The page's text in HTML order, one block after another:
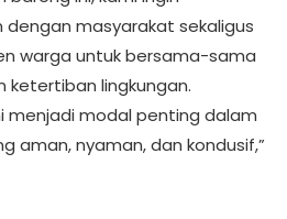
masyarakat sekaligus
warga untuk bersama-sama
ketertiban lingkungan.
menjadi modal penting dalam
aman, nyaman, dan kondusif,”